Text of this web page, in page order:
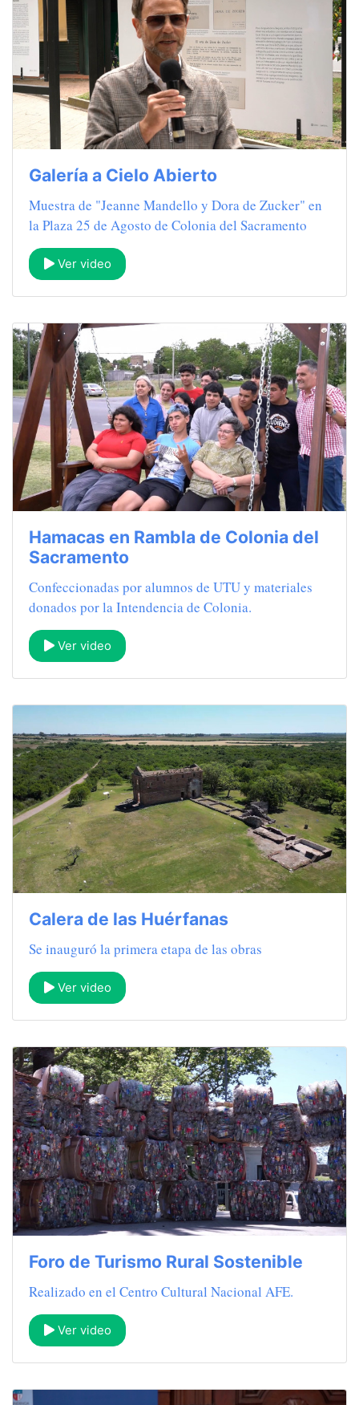
Galería a Cielo Abierto
Muestra de "Jeanne Mandello y Dora de Zucker" en
la Plaza 25 de Agosto de Colonia del Sacramento
Ver video
Hamacas en Rambla de Colonia del
Sacramento
Confeccionadas por alumnos de UTU y materiales
donados por la Intendencia de Colonia.
Ver video
Calera de las Huérfanas
Se inauguró la primera etapa de las obras
Ver video
Foro de Turismo Rural Sostenible
Realizado en el Centro Cultural Nacional AFE.
Ver video